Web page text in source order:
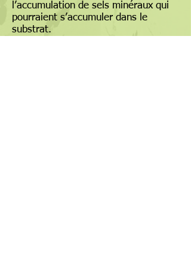
l’accumulation de sels minéraux qui
pourraient s’accumuler dans le
substrat.